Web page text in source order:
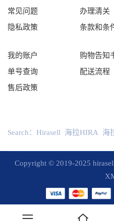
常见问题
隐私政策
办理清关
条款和条
我的账户
单号查询
售后政策
购物告知
配送流程
Search： Hirasell 海拉HIRA 海
Copyright © 2019-2025